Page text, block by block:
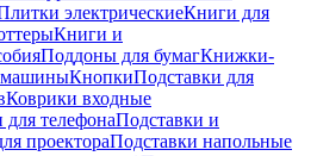
электрическиеКниги для
Книги и
Поддоны для бумагКнижки-
машиныКнопкиПодставки для
Коврики входные
для телефонаПодставки и
проектораПодставки напольные